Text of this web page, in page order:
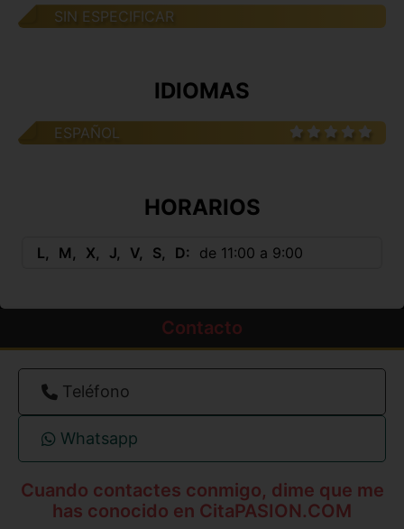
SIN ESPECIFICAR
IDIOMAS
ESPAÑOL
HORARIOS
L M X J V S D de 11:00 a 9:00
Contacto
Teléfono
Whatsapp
Cuando contactes conmigo, dime que me
has conocido en CitaPASION.COM